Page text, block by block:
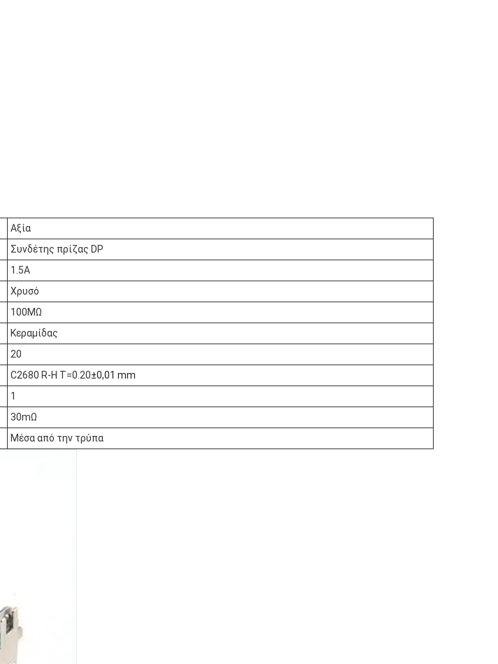
Αξία
Συνδέτης πρίζας DP
1.5Α
Χρυσό
100MΩ
Κεραμίδας
20
C2680 R-H T=0.20±0,01 mm
1
30mΩ
Μέσα από την τρύπα